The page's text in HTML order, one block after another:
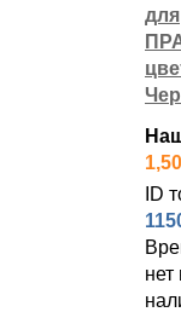
для
ID
нет